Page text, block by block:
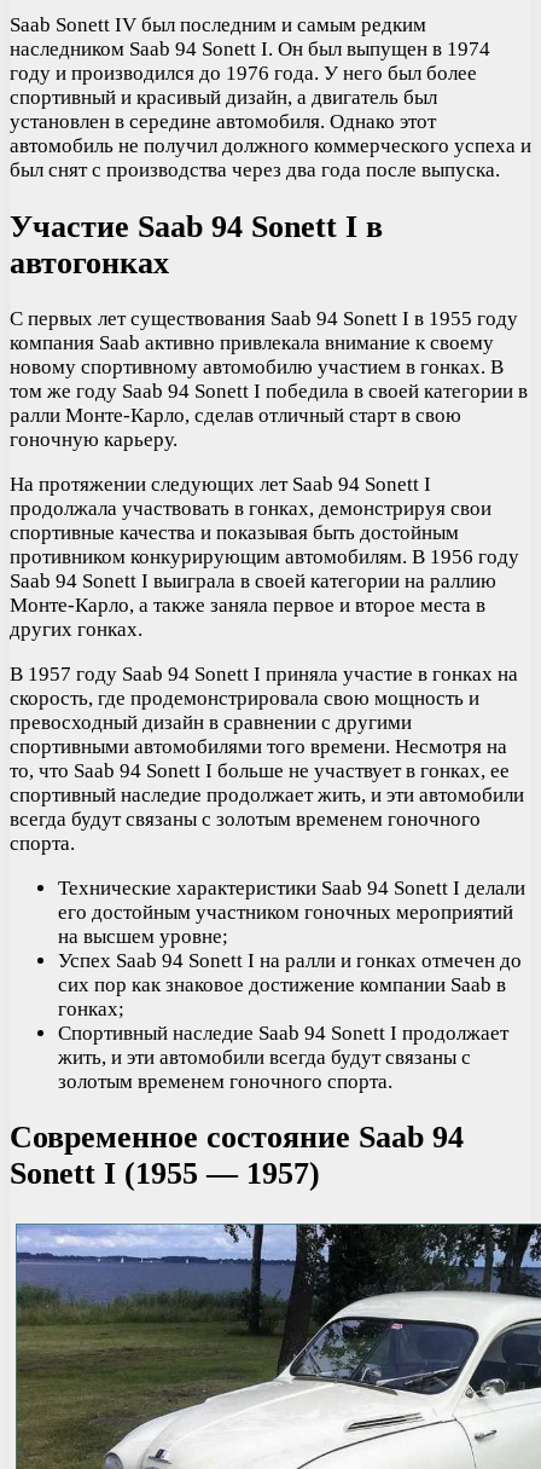
Saab Sonett IV был последним и самым редким
наследником Saab 94 Sonett I. Он был выпущен в 1974
году и производился до 1976 года. У него был более
спортивный и красивый дизайн, а двигатель был
установлен в середине автомобиля. Однако этот
автомобиль не получил должного коммерческого успеха и
был снят с производства через два года после выпуска.
Участие Saab 94 Sonett I в
автогонках
С первых лет существования Saab 94 Sonett I в 1955 году
компания Saab активно привлекала внимание к своему
новому спортивному автомобилю участием в гонках. В
том же году Saab 94 Sonett I победила в своей категории в
ралли Монте-Карло, сделав отличный старт в свою
гоночную карьеру.
На протяжении следующих лет Saab 94 Sonett I
продолжала участвовать в гонках, демонстрируя свои
спортивные качества и показывая быть достойным
противником конкурирующим автомобилям. В 1956 году
Saab 94 Sonett I выиграла в своей категории на раллию
Монте-Карло, а также заняла первое и второе места в
других гонках.
В 1957 году Saab 94 Sonett I приняла участие в гонках на
скорость, где продемонстрировала свою мощность и
превосходный дизайн в сравнении с другими
спортивными автомобилями того времени. Несмотря на
то, что Saab 94 Sonett I больше не участвует в гонках, ее
спортивный наследие продолжает жить, и эти автомобили
всегда будут связаны с золотым временем гоночного
спорта.
Технические характеристики Saab 94 Sonett I делали
его достойным участником гоночных мероприятий
на высшем уровне;
Успех Saab 94 Sonett I на ралли и гонках отмечен до
сих пор как знаковое достижение компании Saab в
гонках;
Спортивный наследие Saab 94 Sonett I продолжает
жить, и эти автомобили всегда будут связаны с
золотым временем гоночного спорта.
Современное состояние Saab 94
Sonett I (1955 — 1957)